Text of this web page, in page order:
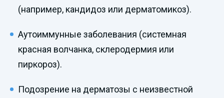
(например, кандидоз или дерматомикоз).
Аутоиммунные заболевания (системная
красная волчанка, склеродермия или
пиркороз).
Подозрение на дерматозы с неизвестной